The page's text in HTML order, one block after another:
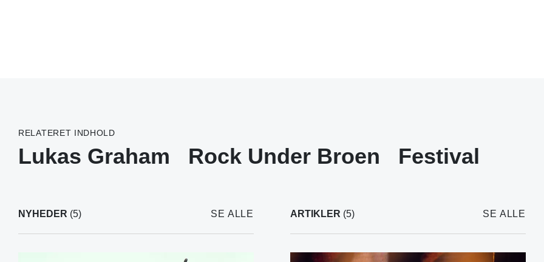
RELATERET INDHOLD
Lukas Graham Rock Under Broen Festival
NYHEDER (5) SE ALLE ARTIKLER (5) SE ALLE